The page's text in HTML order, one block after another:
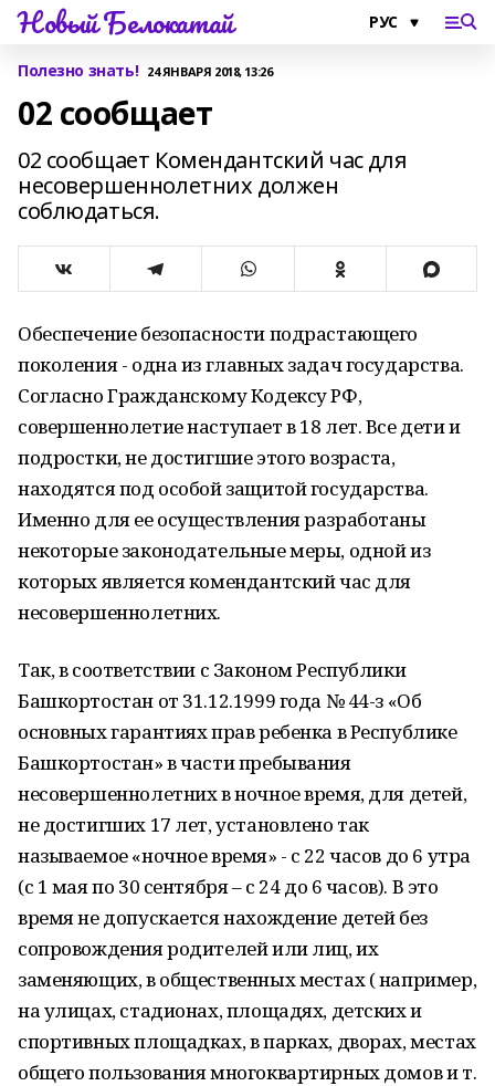
Новый Белокатай
Полезно знать! 24 ЯНВАРЯ 2018, 13:26
02 сообщает
02 сообщает Комендантский час для
несовершеннолетних должен
соблюдаться.
Обеспечение безопасности подрастающего
поколения - одна из главных задач государства.
Согласно Гражданскому Кодексу РФ,
совершеннолетие наступает в 18 лет. Все дети и
подростки, не достигшие этого возраста,
находятся под особой защитой государства.
Именно для ее осуществления разработаны
некоторые законодательные меры, одной из
которых является комендантский час для
несовершеннолетних.
Так, в соответствии с Законом Республики
Башкортостан от 31.12.1999 года № 44-з «Об
основных гарантиях прав ребенка в Республике
Башкортостан» в части пребывания
несовершеннолетних в ночное время, для детей,
не достигших 17 лет, установлено так
называемое «ночное время» - с 22 часов до 6 утра
(с 1 мая по 30 сентября – с 24 до 6 часов). В это
время не допускается нахождение детей без
сопровождения родителей или лиц, их
заменяющих, в общественных местах ( например,
на улицах, стадионах, площадях, детских и
спортивных площадках, в парках, дворах, местах
общего пользования многоквартирных домов и т.